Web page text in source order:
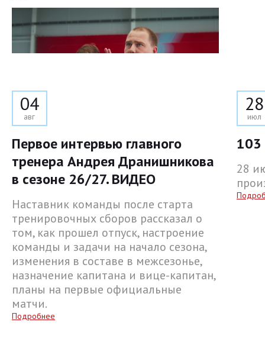
04
авг
Первое интервью главного
тренера Андрея Дранишникова
в сезоне 26/27. ВИДЕО
Наставник команды после старта
тренировочных сборов рассказал о
том, как прошел отпуск, настроение
команды и задачи на начало сезона,
изменения в составе в межсезонье,
назначение капитана и вице-капитан,
планы на первые официальные
матчи.
Подробнее
28
июл
103
28